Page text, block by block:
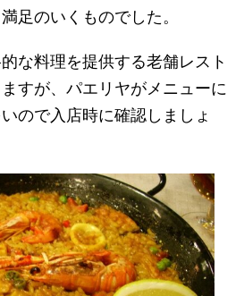
足のいくものでした。
な料理を提供する老舗レスト
すが、パエリヤがメニューに
ので入店時に確認しましょ